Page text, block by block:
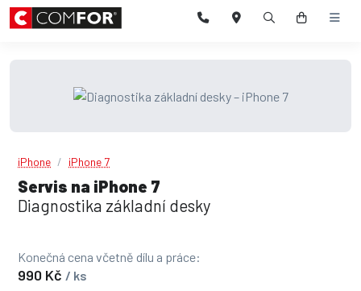
iPhone iPhone 7
Servis na iPhone 7
Diagnostika základní desky
Konečná cena včetně dílu a práce:
990 Kč / ks